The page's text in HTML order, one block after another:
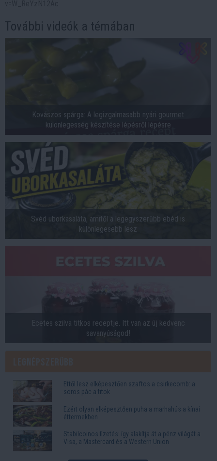
További videók a témában
Kovászos spárga: A legizgalmasabb nyári gourmet
különlegesség készítése lépésről lépésre
Svéd uborkasaláta, amitől a legegyszerűbb ebéd is
különlegesebb lesz
Ecetes szilva titkos receptje. Itt van az új kedvenc
savanyúságod!
Ettől lesz elképesztően szaftos a csirkecomb: a
sörös pác a titok
Ezért olyan elképesztően puha a marhahús a kínai
éttermekben
Stabilcoinos fizetés: így alakítja át a pénz világát a
Visa, a Mastercard és a Western Union